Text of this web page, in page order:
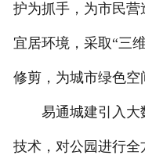
护为抓手，为市民营
宜居环境，采取“三
修剪，为城市绿色空
易通城建引入大
技术，对公园进行